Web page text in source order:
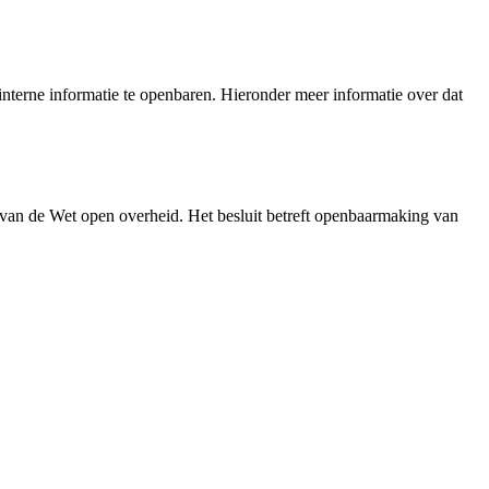
informatie te openbaren. Hieronder meer informatie over dat
de Wet open overheid. Het besluit betreft openbaarmaking van